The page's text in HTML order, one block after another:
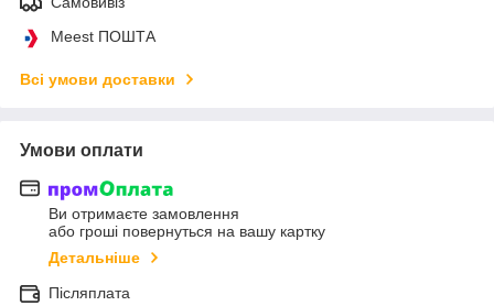
Meest ПОШТА
Всі умови доставки
Умови оплати
Ви отримаєте замовлення
або гроші повернуться на вашу картку
Детальніше
Післяплата